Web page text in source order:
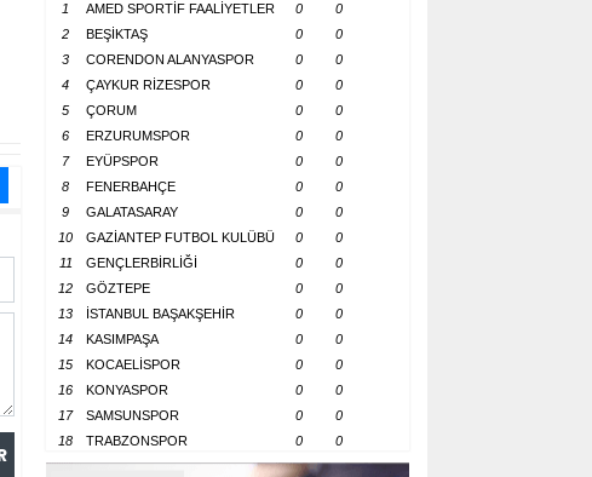
1 AMED SPORTİF FAALİYETLER 0
0
2
BEŞİKTAŞ 0
0
3
CORENDON ALANYASPOR 0
0
4
ÇAYKUR RİZESPOR 0
0
5
ÇORUM 0
0
6
ERZURUMSPOR 0
0
7
EYÜPSPOR 0
0
8
FENERBAHÇE 0
0
9
GALATASARAY 0
0
10
GAZİANTEP FUTBOL KULÜBÜ 0
0
11
GENÇLERBİRLİĞİ 0
0
12
GÖZTEPE 0
0
13
İSTANBUL BAŞAKŞEHİR 0
0
14
KASIMPAŞA 0
0
15
KOCAELİSPOR 0
0
16
KONYASPOR 0
0
17
SAMSUNSPOR 0
0
18
TRABZONSPOR 0 0